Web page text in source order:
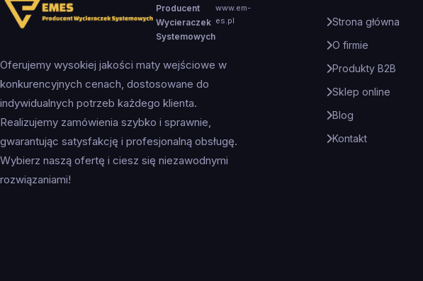
Producent
Wycieraczek
Systemowych
www.em-
es.pl
Oferujemy wysokiej jakości maty wejściowe w
konkurencyjnych cenach, dostosowane do
indywidualnych potrzeb każdego klienta.
Realizujemy zamówienia szybko i sprawnie,
gwarantując satysfakcję i profesjonalną obsługę.
Wybierz naszą ofertę i ciesz się niezawodnymi
rozwiązaniami!
Strona główna
O firmie
Produkty B2B
Sklep online
Blog
Kontakt